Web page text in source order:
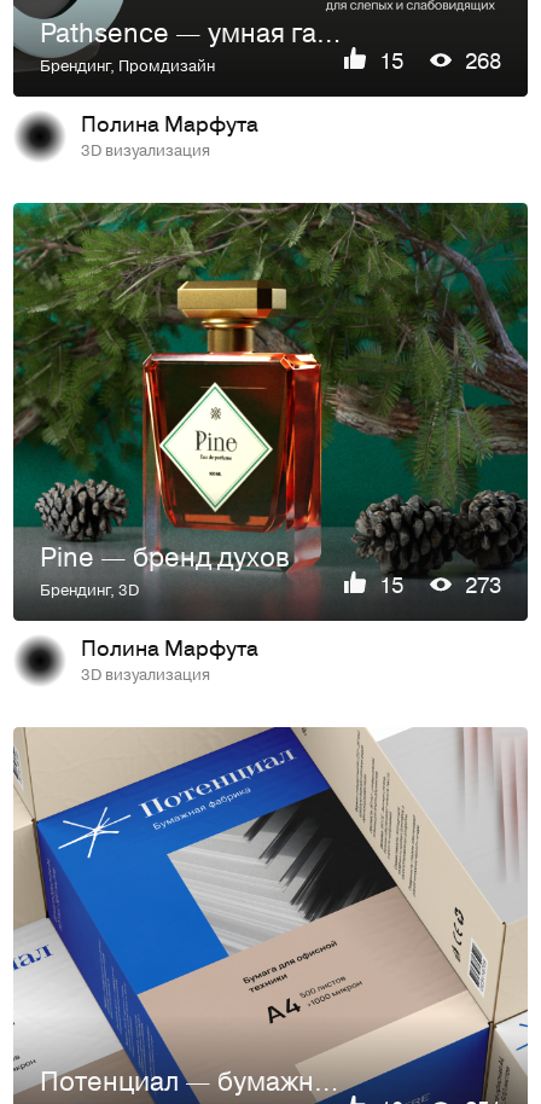
Pathsence — умная гарнитура для слепых и слабовидящих
Брендинг, Промдизайн 15 268
Полина Марфута
3D визуализация
Pine — бренд духов
Брендинг,3D 15 273
Полина Марфута
3D визуализация
Потенциал — бумажная фабрика